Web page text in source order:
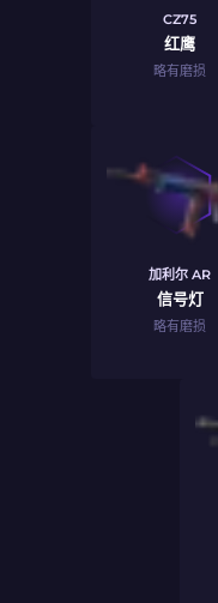
CZ75
红鹰
略有磨损
加利尔 AR
信号灯
略有磨损